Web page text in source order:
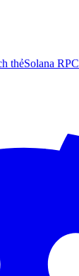
thẻSolana RPC